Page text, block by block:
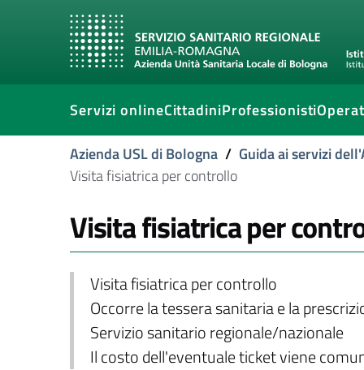
Servizi onlineCittadiniProfessionisti
Azienda USL di Bologna / Guida ai servizi
Visita fisiatrica per controllo
Visita fisiatrica per
Visita fisiatrica per controllo
Occorre la tessera sanitaria e la
Servizio sanitario regionale/nazionale
Il costo dell'eventuale ticket viene